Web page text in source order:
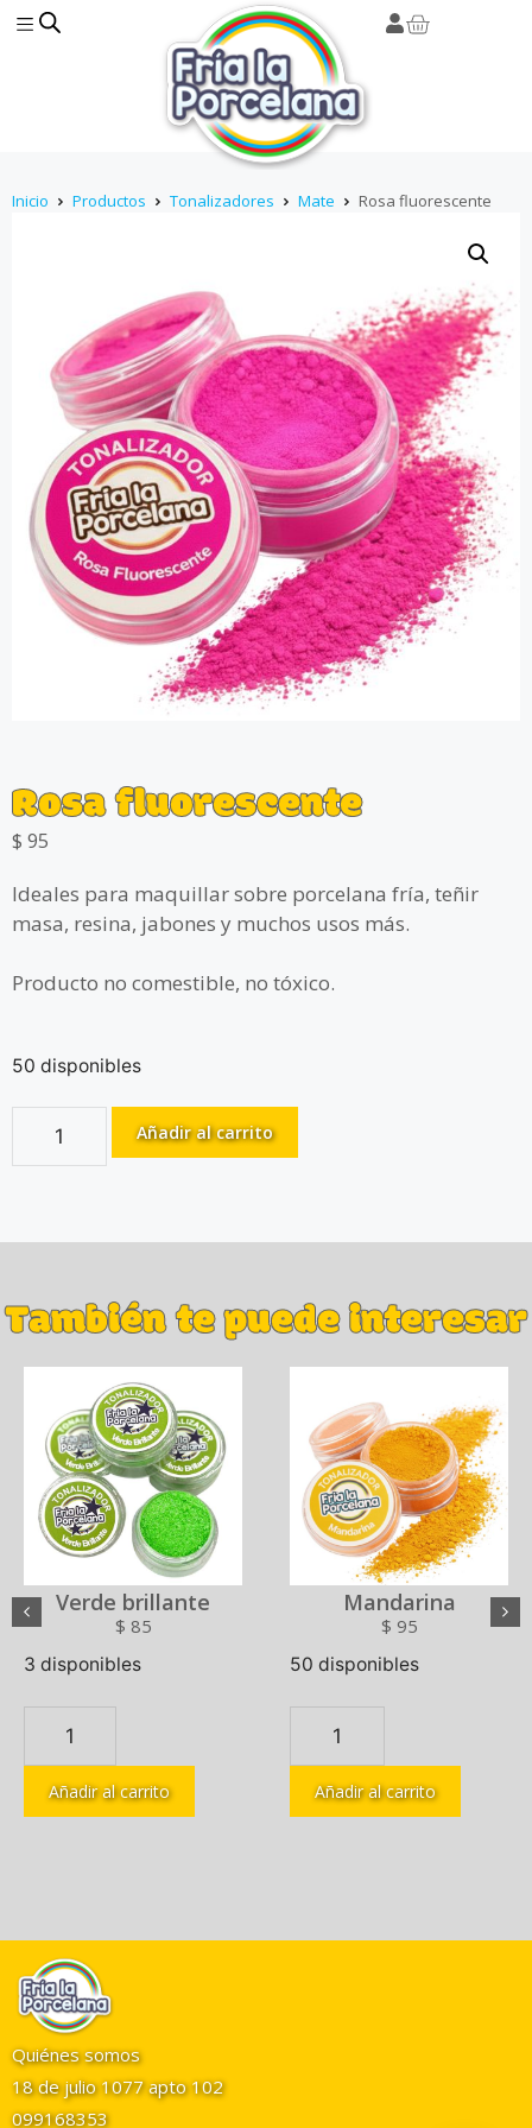
Inicio Productos Tonalizadores Mate Rosa fluorescente
Rosa fluorescente
$ 95
Ideales para maquillar sobre porcelana fría, teñir
masa, resina, jabones y muchos usos más.
Producto no comestible, no tóxico.
50 disponibles
Añadir al carrito
También te puede interesar
Verde brillante
$ 85
3 disponibles
Añadir al carrito
Mandarina
$ 95
50 disponibles
Añadir al carrito
Quiénes somos
18 de julio 1077 apto 102
099168353